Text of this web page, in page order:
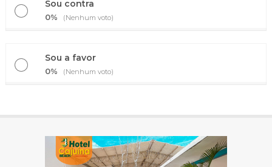
Sou contra
0% (Nenhum voto)
Sou a favor
0% (Nenhum voto)